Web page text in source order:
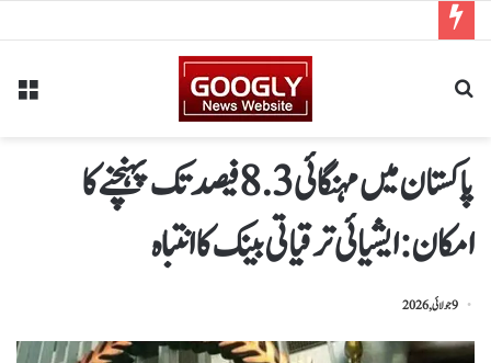
پاکستان میں مہنگائی 8.3 فیصد تک پہنچنے کا
امکان: ایشیائی ترقیاتی بینک کا انتباہ
9 جولائی, 2026